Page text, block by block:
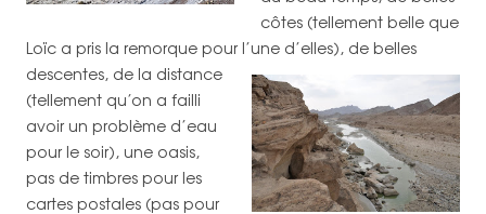
côtes (tellement belle que
Loïc a pris la remorque pour l’une d’elles), de belles
descentes, de la distance
(tellement qu’on a failli
avoir un problème d’eau
pour le soir), une oasis,
pas de timbres pour les
cartes postales (pas pour